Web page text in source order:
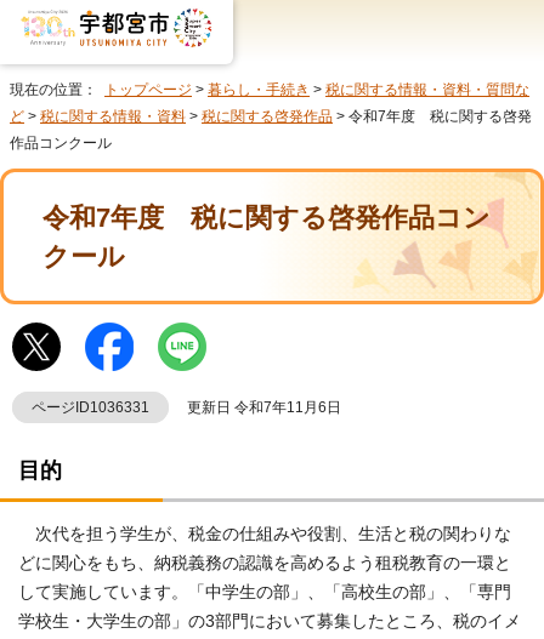
現在の位置： トップページ > 暮らし・手続き > 税に関する情報・資料・質問な
ど > 税に関する情報・資料 > 税に関する啓発作品 > 令和7年度 税に関する啓発
作品コンクール
令和7年度 税に関する啓発作品コン
クール
ページID1036331 更新日 令和7年11月6日
目的
次代を担う学生が、税金の仕組みや役割、生活と税の関わりな
どに関心をもち、納税義務の認識を高めるよう租税教育の一環と
して実施しています。「中学生の部」、「高校生の部」、「専門
学校生・大学生の部」の3部門において募集したところ、税のイメ